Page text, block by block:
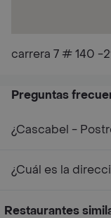
carrera 7 # 140 -
Preguntas
¿Cascabel -
¿Cuál es la
Restaurantes